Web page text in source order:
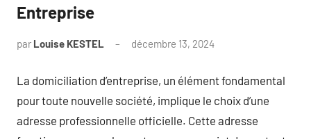
Entreprise
par Louise KESTEL décembre 13, 2024
La domiciliation d’entreprise, un élément fondamental
pour toute nouvelle société, implique le choix d’une
adresse professionnelle officielle. Cette adresse